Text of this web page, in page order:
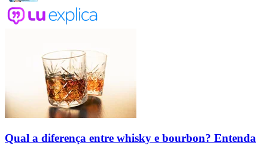
Qual a diferença entre whisky e bourbon? Entenda